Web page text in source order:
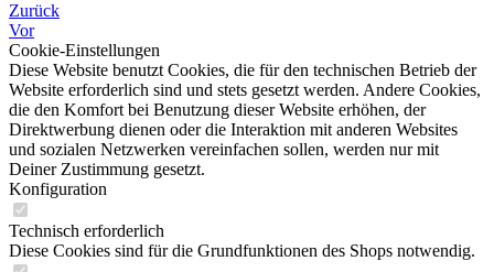
Zurück
Vor
Cookie-Einstellungen
Diese Website benutzt Cookies, die für den technischen Betrieb der
Website erforderlich sind und stets gesetzt werden. Andere Cookies,
die den Komfort bei Benutzung dieser Website erhöhen, der
Direktwerbung dienen oder die Interaktion mit anderen Websites
und sozialen Netzwerken vereinfachen sollen, werden nur mit
Deiner Zustimmung gesetzt.
Konfiguration
Technisch erforderlich
Diese Cookies sind für die Grundfunktionen des Shops notwendig.